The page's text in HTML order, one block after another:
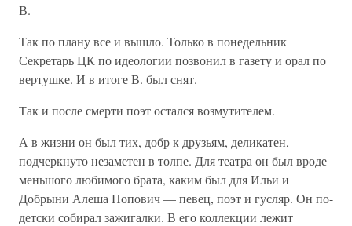
В.
Так по плану все и вышло. Только в понедельник
Секретарь ЦК по идеологии позвонил в газету и орал по
вертушке. И в итоге В. был снят.
Так и после смерти поэт остался возмутителем.
А в жизни он был тих, добр к друзьям, деликатен,
подчеркнуто незаметен в толпе. Для театра он был вроде
меньшого любимого брата, каким был для Ильи и
Добрыни Алеша Попович — певец, поэт и гусляр. Он по-
детски собирал зажигалки. В его коллекции лежит